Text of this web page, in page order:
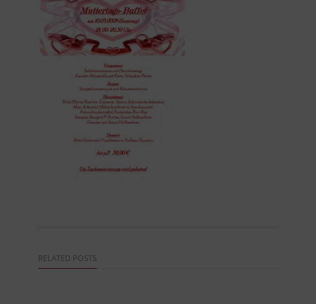
RELATED POSTS